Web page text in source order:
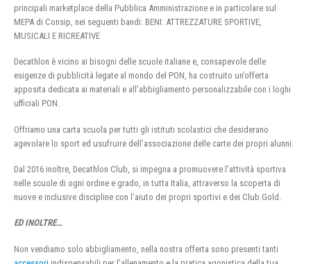
principali marketplace della Pubblica Amministrazione e in particolare sul
MEPA di Consip, nei seguenti bandi: BENI: ATTREZZATURE SPORTIVE,
MUSICALI E RICREATIVE
Decathlon è vicino ai bisogni delle scuole italiane e, consapevole delle
esigenze di pubblicità legate al mondo del PON, ha costruito un’offerta
apposita dedicata ai materiali e all’abbigliamento personalizzabile con i loghi
ufficiali PON.
Offriamo una carta scuola per tutti gli istituti scolastici che desiderano
agevolare lo sport ed usufruire dell’associazione delle carte dei propri alunni.
Dal 2016 inoltre, Decathlon Club, si impegna a promuovere l’attività sportiva
nelle scuole di ogni ordine e grado, in tutta Italia, attraverso la scoperta di
nuove e inclusive discipline con l’aiuto dei propri sportivi e dei Club Gold.
ED INOLTRE…
Non vendiamo solo abbigliamento, nella nostra offerta sono presenti tanti